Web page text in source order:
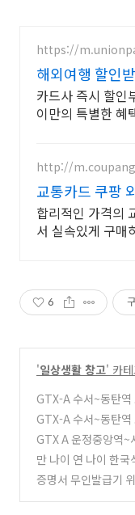
https://
해외여행 할인
카드사 즉시 할인
이만의 특별한 혜
http://
교통카드 쿠팡
무료배송
합리적인 가격의
서 실속있게 구매
6
'일상생활 창고' 카
GTX-A 수서~동탄역
배차시간 소요시간
GTX-A 수서~동탄역
간별 상행 하행 시간
GTX A 운정중앙역~
간표 한눈에 정리! (1)
만 나이 연 나이 한
착되었을까? 적용 사
증명서 무인발급기